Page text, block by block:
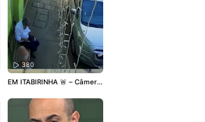
mbém sendo decisivo para
o Galo. No Resenha O TEMP
O Sports, o Cris Galo avalia
que o Atlético mereceu a vit
ória e teve uma atuação me
lhor em Caxias do Sul do qu
e no primeiro duelo, na Aren
a MRV.
380
EM ITABIRINHA 🚨 – Câmera
momento em que um comer
ciante, de 49 anos, desarmo
u um homem, de 39, que o